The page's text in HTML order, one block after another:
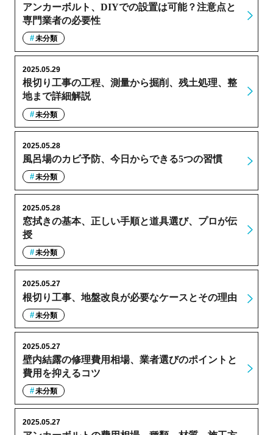
アンカーボルト、DIYでの設置は可能？注意点と
専門業者の必要性
未分類
根切り工事の工程、測量から掘削、残土処理、整
地まで詳細解説
2025.05.29
未分類
風呂場のカビ予防、今日からできる5つの習慣
2025.05.28
未分類
窓拭きの基本、正しい手順と道具選び、プロが伝
授
2025.05.28
未分類
根切り工事、地盤改良が必要なケースとその理由
2025.05.27
未分類
壁内結露の修理費用相場、業者選びのポイントと
費用を抑えるコツ
2025.05.27
未分類
2025.05.27